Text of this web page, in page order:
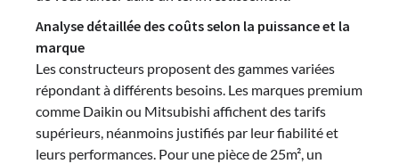
Analyse détaillée des coûts selon la puissance et la
marque
Les constructeurs proposent des gammes variées
répondant à différents besoins. Les marques premium
comme Daikin ou Mitsubishi affichent des tarifs
supérieurs, néanmoins justifiés par leur fiabilité et
leurs performances. Pour une pièce de 25m², un